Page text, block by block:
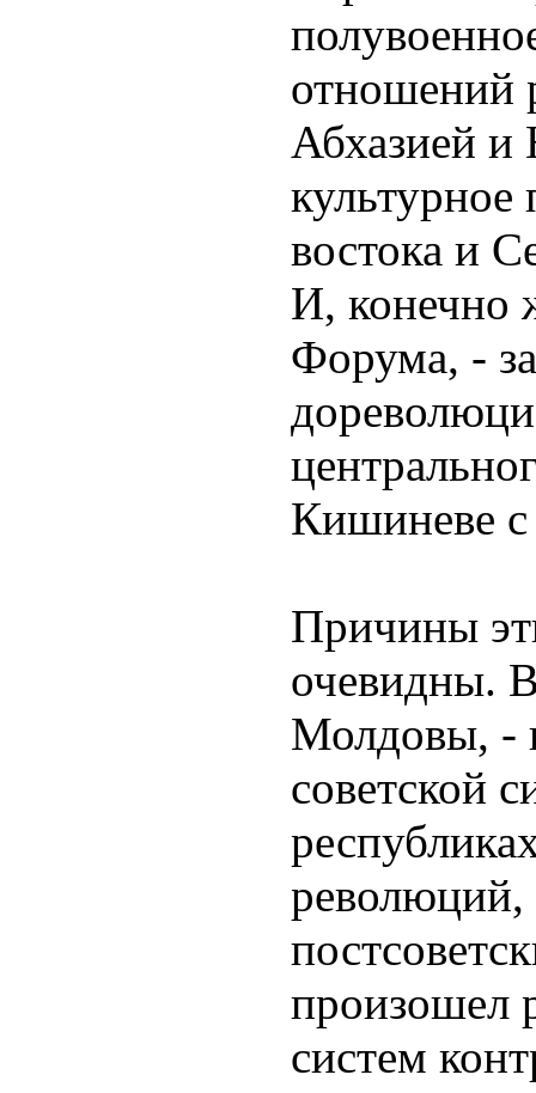
отношений
Абхазией
востока и
И, конечно
Форума, -
Кишиневе
Причины
очевидны.
Молдовы, -
советской
произошел
систем